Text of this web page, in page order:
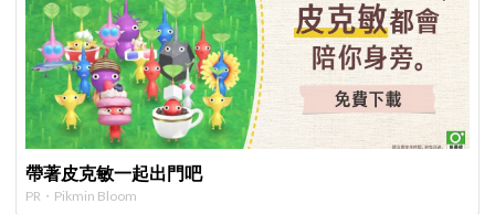
帶著皮克敏一起出門吧
PR・Pikmin Bloom